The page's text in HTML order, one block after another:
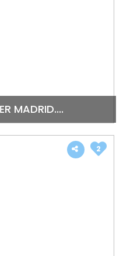
MADRID....
2